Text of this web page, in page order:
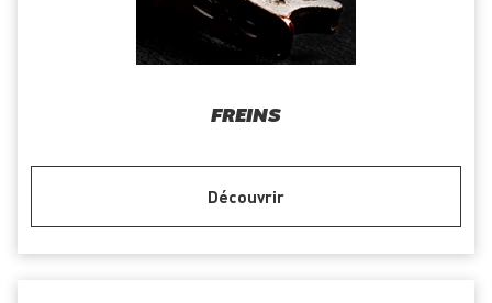
FREINS
Découvrir